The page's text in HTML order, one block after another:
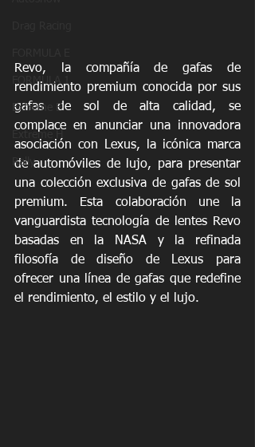
FORMULA 1
Extreme E
Extreme H
Rally
Revo, la compañía de gafas de
rendimiento premium conocida por sus
gafas de sol de alta calidad, se
complace en anunciar una innovadora
asociación con Lexus, la icónica marca
de automóviles de lujo, para presentar
una colección exclusiva de gafas de sol
premium. Esta colaboración une la
vanguardista tecnología de lentes Revo
basadas en la NASA y la refinada
filosofía de diseño de Lexus para
ofrecer una línea de gafas que redefine
el rendimiento, el estilo y el lujo.